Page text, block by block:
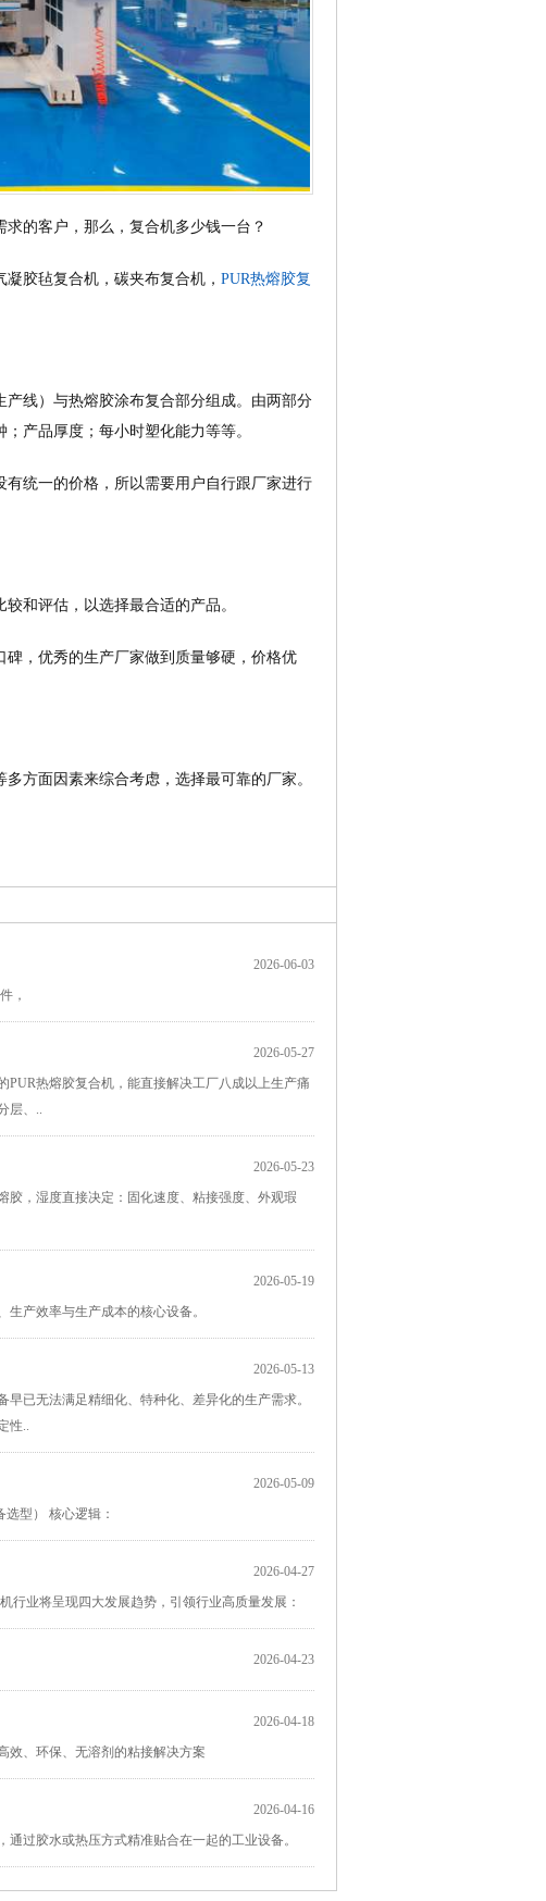
的客户，那么，复合机多少钱一台？
胶毡复合机，碳夹布复合机， PUR热熔胶复
线）与热熔胶涂布复合部分组成。由两部分
产品厚度；每小时塑化能力等等。
统一的价格，所以需要用户自行跟厂家进行
和评估，以选择最合适的产品。
，优秀的生产厂家做到质量够硬，价格优
方面因素来综合考虑，选择最可靠的厂家。
2026-06-03
，
2026-05-27
热熔胶复合机，能直接解决工厂八成以上生产痛
层、..
2026-05-23
胶，湿度直接决定：固化速度、粘接强度、外观瑕
2026-05-19
产效率与生产成本的核心设备。
2026-05-13
已无法满足精细化、特种化、差异化的生产需求。
性..
2026-05-09
型） 核心逻辑：
2026-04-27
行业将呈现四大发展趋势，引领行业高质量发展：
2026-04-23
2026-04-18
效、环保、无溶剂的粘接解决方案
2026-04-16
过胶水或热压方式精准贴合在一起的工业设备。